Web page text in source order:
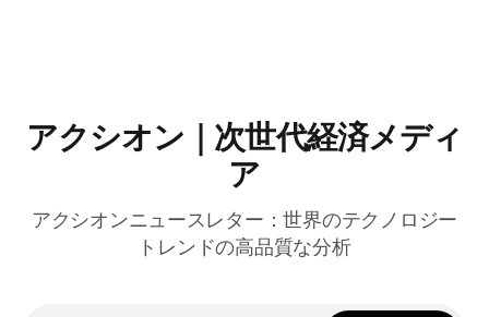
アクシオン｜次世代経済メディ
ア
アクシオンニュースレター：世界のテクノロジー
トレンドの高品質な分析